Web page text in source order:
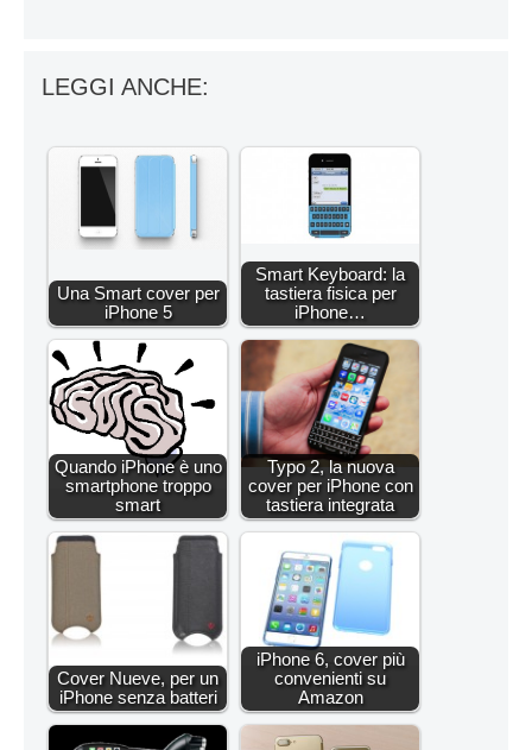
LEGGI ANCHE:
Una Smart cover per
iPhone 5
Smart Keyboard: la
tastiera fisica per
iPhone…
Quando iPhone è uno
smartphone troppo
smart
Typo 2, la nuova
cover per iPhone con
tastiera integrata
Cover Nueve, per un
iPhone senza batteri
iPhone 6, cover più
convenienti su
Amazon